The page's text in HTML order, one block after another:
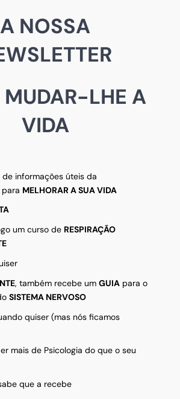
A NOSSA
MUDAR-LHE A
VIDA
de informações úteis da
para MELHORAR A SUA VIDA
um curso de RESPIRAÇÃO
, também recebe um GUIApara o
SISTEMA NERVOSO
quiser (mas nós ficamos
mais de Psicologia do que o seu
que a recebe